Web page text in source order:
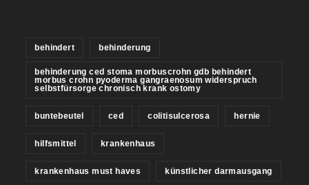
behindert behinderung
behinderung ced stoma morbuscrohn gdb behindert
morbus crohn pyoderma gangraenosum widerspruch
selbstfürsorge chronisch krank ostomy
buntebeutel ced colitisulcerosa hernie
hilfsmittel krankenhaus
krankenhaus must haves künstlicher darmausgang